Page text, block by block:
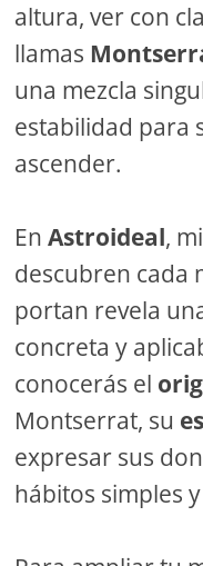
altura, ver con
llamas
una mezcla
estabilidad para
ascender.
EnAstroideal,
descubren cada
portan revela
concreta y
conocerás el
Montserrat, su
expresar sus
hábitos simples